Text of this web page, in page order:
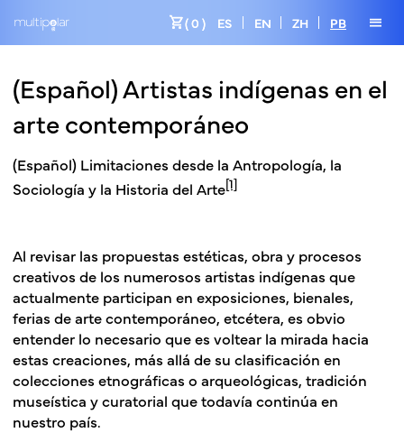
shopping_cart( 0 ) ES EN ZH PB menu
(Español) Artistas indígenas en el
arte contemporáneo
(Español) Limitaciones desde la Antropología, la
Sociología y la Historia del Arte[1]
Al revisar las propuestas estéticas, obra y procesos
creativos de los numerosos artistas indígenas que
actualmente participan en exposiciones, bienales,
ferias de arte contemporáneo, etcétera, es obvio
entender lo necesario que es voltear la mirada hacia
estas creaciones, más allá de su clasificación en
colecciones etnográficas o arqueológicas, tradición
museística y curatorial que todavía continúa en
nuestro país.